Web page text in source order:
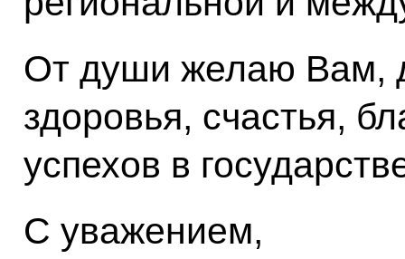
От души желаю Вам,
здоровья, счастья,
успехов в
С уважением,